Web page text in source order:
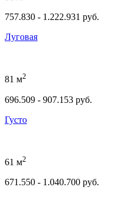
757.830 - 1.222.931 руб.
Луговая
81 м2
696.509 - 907.153 руб.
Густо
61 м2
671.550 - 1.040.700 руб.